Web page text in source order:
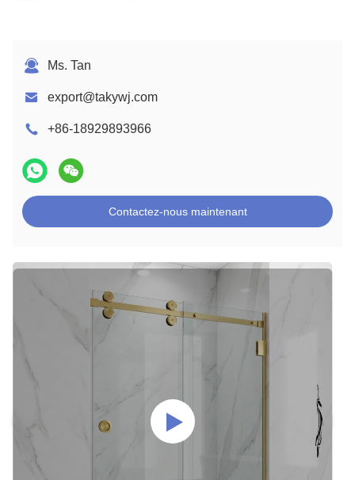
Ms. Tan
export@takywj.com
+86-18929893966
Contactez-nous maintenant